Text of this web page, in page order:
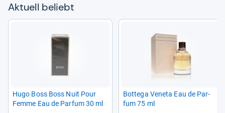
Aktu­ell beliebt
Hugo Boss Boss Nuit Pour
Femme Eau de Par­fum 30 ml
Bot­tega Veneta Eau de Par­
fum 75 ml